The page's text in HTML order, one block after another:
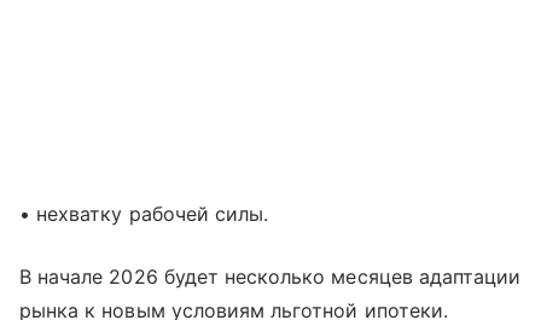
• нехватку рабочей силы.
В начале 2026 будет несколько месяцев адаптации
рынка к новым условиям льготной ипотеки.